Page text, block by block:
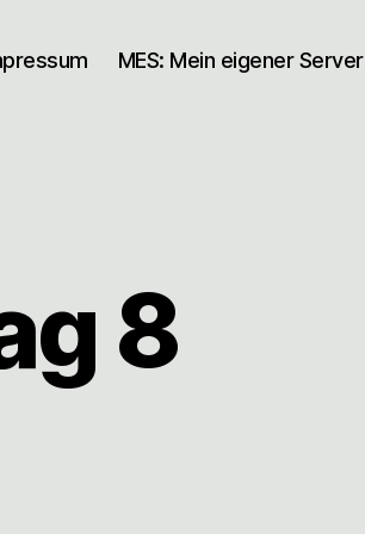
MES: Mein eigener Server
8